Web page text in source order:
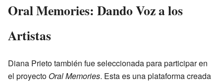
Oral Memories: Dando Voz a los
Artistas
Diana Prieto también fue seleccionada para participar en
el proyecto Oral Memories. Esta es una plataforma creada